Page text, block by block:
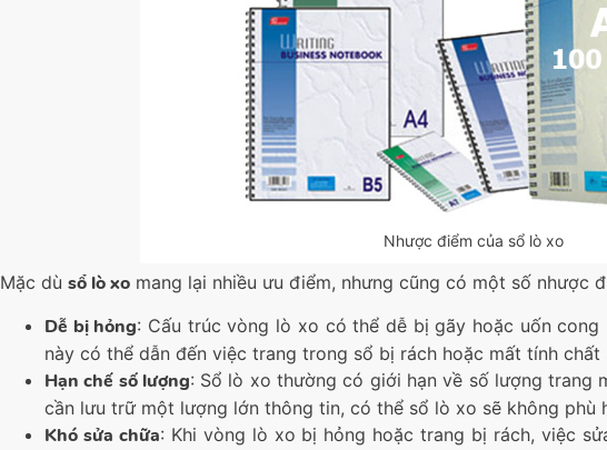
Nhược điểm của sổ lò xo
Mặc dù sổ lò xo mang lại nhiều ưu điểm, nhưng cũng có một số nhược
Dễ bị hỏng: Cấu trúc vòng lò xo có thể dễ bị gãy hoặc uốn
này có thể dẫn đến việc trang trong sổ bị rách hoặc mất tính chất
Hạn chế số lượng: Sổ lò xo thường có giới hạn về số lượng trang
cần lưu trữ một lượng lớn thông tin, có thể sổ lò xo sẽ không phù
Khó sửa chữa: Khi vòng lò xo bị hỏng hoặc trang bị rách, việc